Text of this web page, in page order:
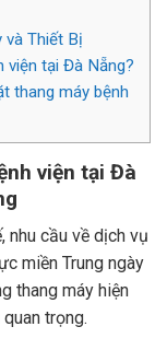
và Thiết Bị
viện tại Đà Nẵng?
thang máy bệnh
viện tại Đà
nhu cầu về dịch vụ
miền Trung ngày
thang máy hiện
trọng.